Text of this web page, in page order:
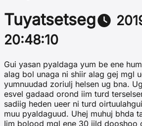
Tuyatsetseg
20:48:10
Gui yasan pyaldaga yum be ene
alag bol unaga ni shiir alag gej mgl
yumnuudad zoriulj helsen ug bna.
esvel gadaad orond iim turd
sadiig heden ueer ni turd
muu pyaldaguud. Uhej muhuj bhda
Iim bolood mgl ene 30 jild dooshoo